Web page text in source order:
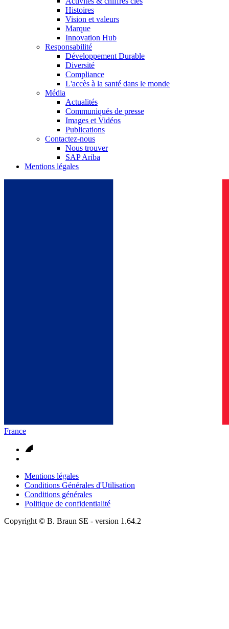
Histoires
Vision et valeurs
Marque
Innovation Hub
Responsabilité
Développement Durable
Diversité
Compliance
L'accès à la santé dans le monde
Média
Actualités
Communiqués de presse
Images et Vidéos
Publications
Contactez-nous
Nous trouver
SAP Ariba
Mentions légales
France
Mentions légales
Conditions Générales d'Utilisation
Conditions générales
Politique de confidentialité
Copyright © B. Braun SE - version 1.64.2